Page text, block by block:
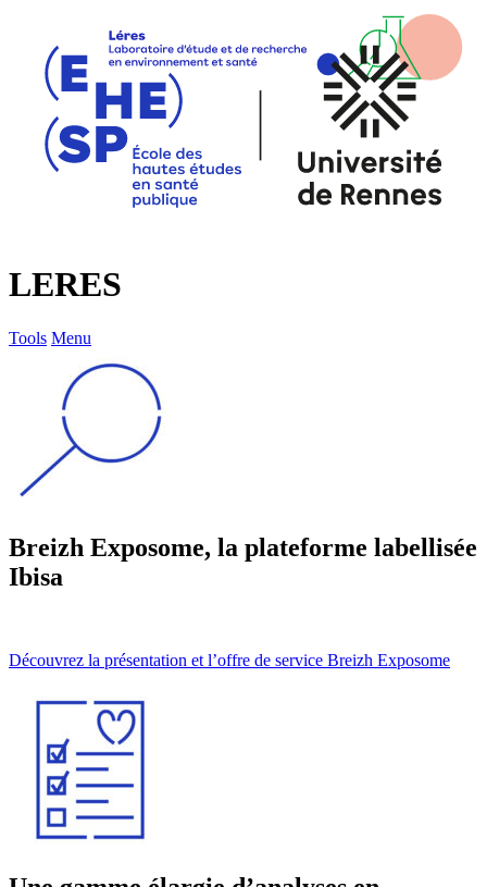
LERES
Tools Menu
Breizh Exposome, la plateforme labellisée
Ibisa
Découvrez la présentation et l’offre de service Breizh Exposome